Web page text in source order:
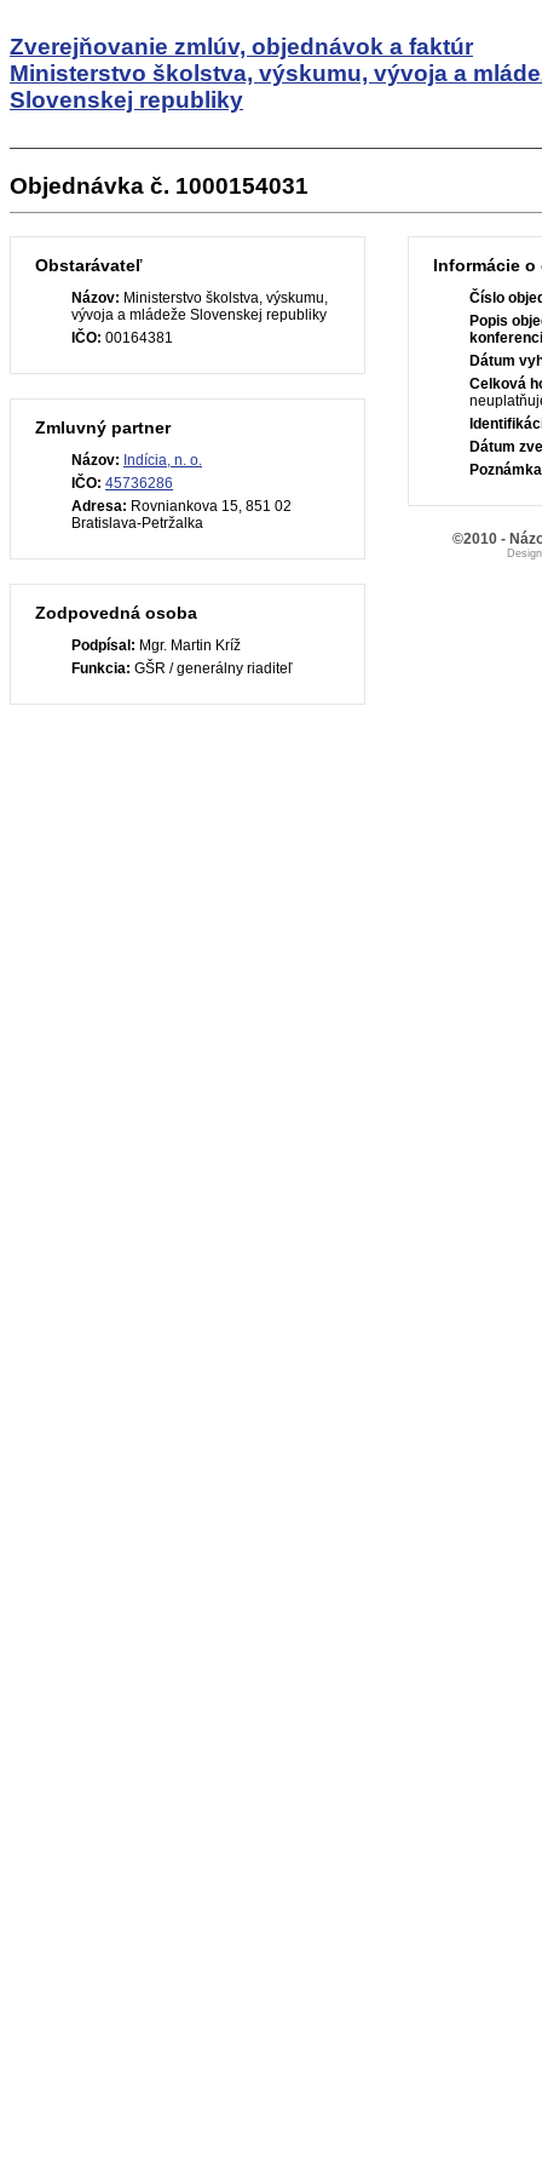
Zverejňovanie zmlúv, objednávok a faktúr
Ministerstvo školstva, výskumu, vývoja a
Slovenskej republiky
Objednávka č. 1000154031
Obstarávateľ
Názov: Ministerstvo školstva, výskumu,
vývoja a mládeže Slovenskej republiky
IČO: 00164381
Zmluvný partner
Názov: Indícia, n. o.
IČO: 45736286
Adresa: Rovniankova 15, 851 02
Bratislava-Petržalka
Zodpovedná osoba
Podpísal: Mgr. Martin Kríž
Funkcia: GŠR / generálny riaditeľ
Informácie
Číslo
Popis
Dátum
Celková
Dátum
©2010 -